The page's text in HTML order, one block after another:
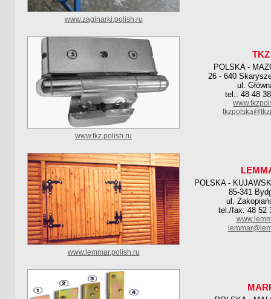
www.zaginarki.polish.ru
TKZ
POLSKA -
26 - 640
ul.
tel.: 48 48
www.tkz.polish.ru
POLSKA -
85-341
ul.
tel./fax: 48 52
www.lemmar.polish.ru